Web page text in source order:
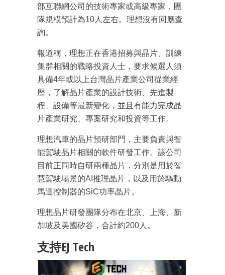
部互聯網公司的技術專家或高級專家，團
隊規模預計為10人左右。理想沒有回應查
詢。
報道稱，理想正在香港招募與晶片、訓練
集群相關的戰略投資人士，要求候選人須
具備4年或以上台灣晶片產業公司從業經
歷，了解晶片產業的設計技術、先進製
程、設備等最新變化，並且有能力完成晶
片產業研究、專案研究和投資等工作。
理想汽車的晶片預研部門，主要負責與智
能駕駛晶片相關的軟件研發工作。該公司
目前正同時自研兩種晶片，分別是用於智
慧駕駛場景的AI推理晶片，以及用於驅動
馬達控制器的SiC功率晶片。
理想晶片研發團隊分布在北京、上海、新
加坡及美國矽谷，合計約200人。
支持EJ Tech
箱！